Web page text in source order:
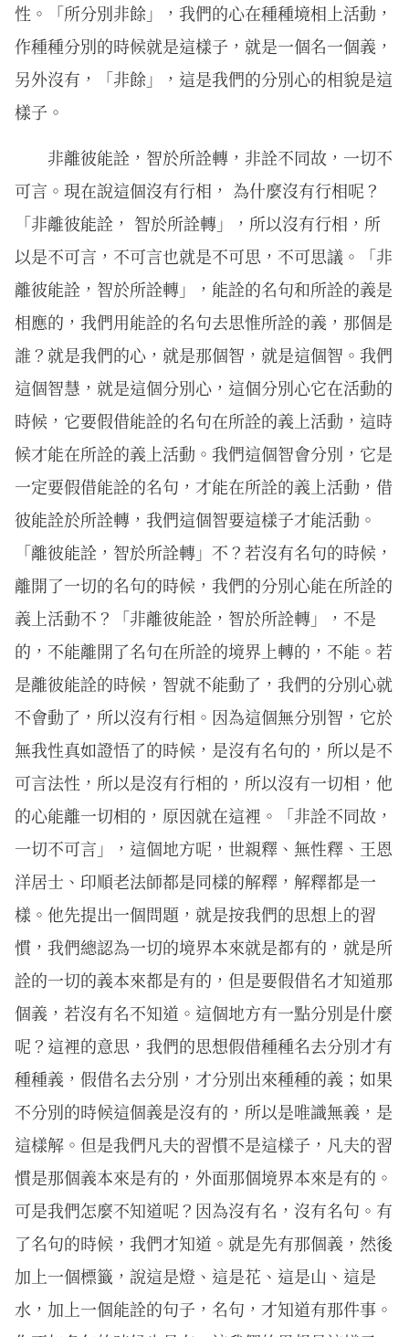
性。「所分別非餘」，我們的心在種種境相上活動，
作種種分別的時候就是這樣子，就是一個名一個義，
另外沒有，「非餘」，這是我們的分別心的相貌是這
樣子。
非離彼能詮，智於所詮轉，非詮不同故，一切不
可言。現在說這個沒有行相， 為什麼沒有行相呢？
「非離彼能詮， 智於所詮轉」，所以沒有行相，所
以是不可言，不可言也就是不可思，不可思議。「非
離彼能詮，智於所詮轉」，能詮的名句和所詮的義是
相應的，我們用能詮的名句去思惟所詮的義，那個是
誰？就是我們的心，就是那個智，就是這個智。我們
這個智慧，就是這個分別心，這個分別心它在活動的
時候，它要假借能詮的名句在所詮的義上活動，這時
候才能在所詮的義上活動。我們這個智會分別，它是
一定要假借能詮的名句，才能在所詮的義上活動，借
彼能詮於所詮轉，我們這個智要這樣子才能活動。
「離彼能詮，智於所詮轉」不？若沒有名句的時候，
離開了一切的名句的時候，我們的分別心能在所詮的
義上活動不？「非離彼能詮，智於所詮轉」，不是
的，不能離開了名句在所詮的境界上轉的，不能。若
是離彼能詮的時候，智就不能動了，我們的分別心就
不會動了，所以沒有行相。因為這個無分別智，它於
無我性真如證悟了的時候，是沒有名句的，所以是不
可言法性，所以是沒有行相的，所以沒有一切相，他
的心能離一切相的，原因就在這裡。「非詮不同故，
一切不可言」，這個地方呢，世親釋、無性釋、王恩
洋居士、印順老法師都是同樣的解釋，解釋都是一
樣。他先提出一個問題，就是按我們的思想上的習
慣，我們總認為一切的境界本來就是都有的，就是所
詮的一切的義本來都是有的，但是要假借名才知道那
個義，若沒有名不知道。這個地方有一點分別是什麼
呢？這裡的意思，我們的思想假借種種名去分別才有
種種義，假借名去分別，才分別出來種種的義；如果
不分別的時候這個義是沒有的，所以是唯識無義，是
這樣解。但是我們凡夫的習慣不是這樣子，凡夫的習
慣是那個義本來是有的，外面那個境界本來是有的。
可是我們怎麼不知道呢？因為沒有名，沒有名句。有
了名句的時候，我們才知道。就是先有那個義，然後
加上一個標籤，說這是燈、這是花、這是山、這是
水，加上一個能詮的句子，名句，才知道有那件事。